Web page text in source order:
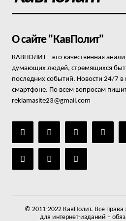
О сайте "КавПолит"
КАВПОЛИТ - это качественная
думающих людей, стремящихся
последних событий. Новости 24/7
смартфоне. По всем вопросам
reklamasite23@gmail.com
© 2011-2022 КавПолит. Все
для интернет-изданий –